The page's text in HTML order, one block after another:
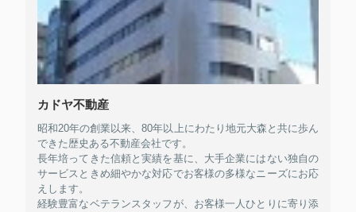
カドヤ不動産
昭和20年の創業以来、80年以上にわたり地元大森と共に歩ん
できた歴史ある不動産会社です。
長年培ってきた信頼と実績を基に、大手企業にはない独自の
サービスときめ細やかな対応でお客様の多様なニーズにお応
えします。
経験豊富なベテランスタッフが、お客様一人ひとりに寄り添